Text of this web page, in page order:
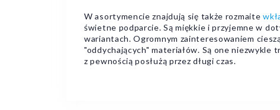
W asortymencie znajdują się także rozmaite
świetne podparcie. Są miękkie i przyjemne w
wariantach. Ogromnym zainteresowaniem
"oddychających" materiałów. Są one niezwykle
z pewnością posłużą przez długi czas.